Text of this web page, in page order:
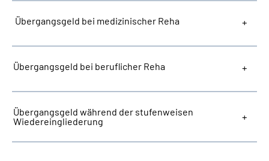
Übergangsgeld bei medizinischer Reha
Übergangsgeld bei beruflicher Reha
Übergangsgeld während der stufenweisen
Wiedereingliederung